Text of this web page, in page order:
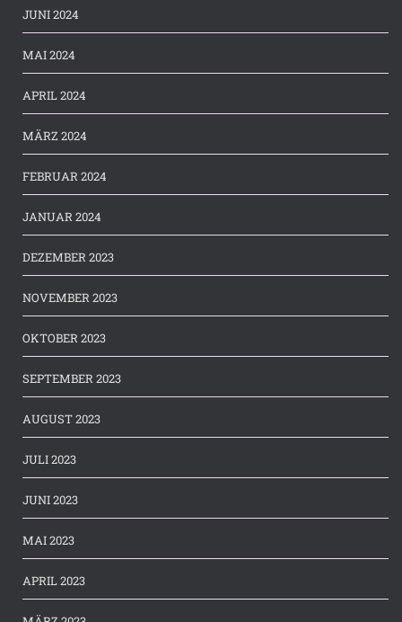
JUNI 2024
MAI 2024
APRIL 2024
MÄRZ 2024
FEBRUAR 2024
JANUAR 2024
DEZEMBER 2023
NOVEMBER 2023
OKTOBER 2023
SEPTEMBER 2023
AUGUST 2023
JULI 2023
JUNI 2023
MAI 2023
APRIL 2023